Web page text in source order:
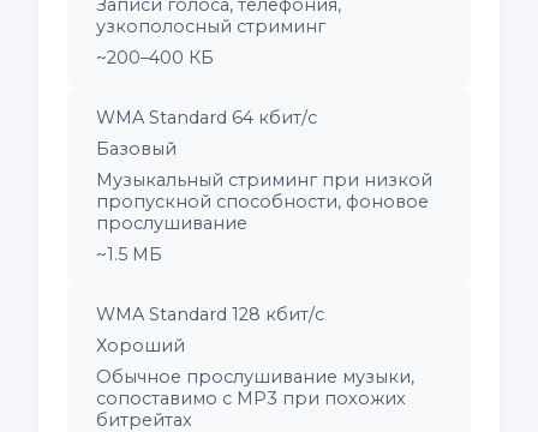
Записи голоса, телефония,
узкополосный стриминг
~200–400 КБ
WMA Standard 64 кбит/с
Базовый
Музыкальный стриминг при низкой
пропускной способности, фоновое
прослушивание
~1.5 МБ
WMA Standard 128 кбит/с
Хороший
Обычное прослушивание музыки,
сопоставимо с MP3 при похожих
битрейтах